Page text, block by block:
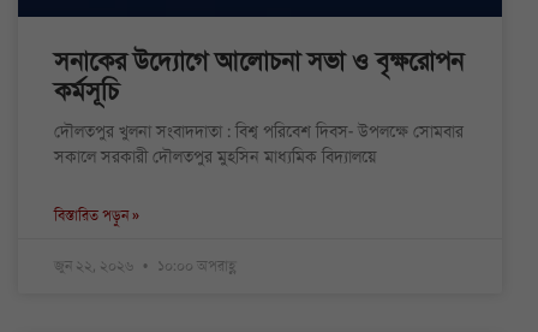
সনাকের উদ্যোগে আলোচনা সভা ও বৃক্ষরোপন
কর্মসূচি
দৌলতপুর খুলনা সংবাদদাতা : বিশ্ব পরিবেশ দিবস- উপলক্ষে সোমবার
সকালে সরকারী দৌলতপুর মুহসিন মাধ্যমিক বিদ্যালয়ে
বিস্তারিত পড়ুন »
জুন ২২, ২০২৬ ১০:০০ অপরাহ্ণ